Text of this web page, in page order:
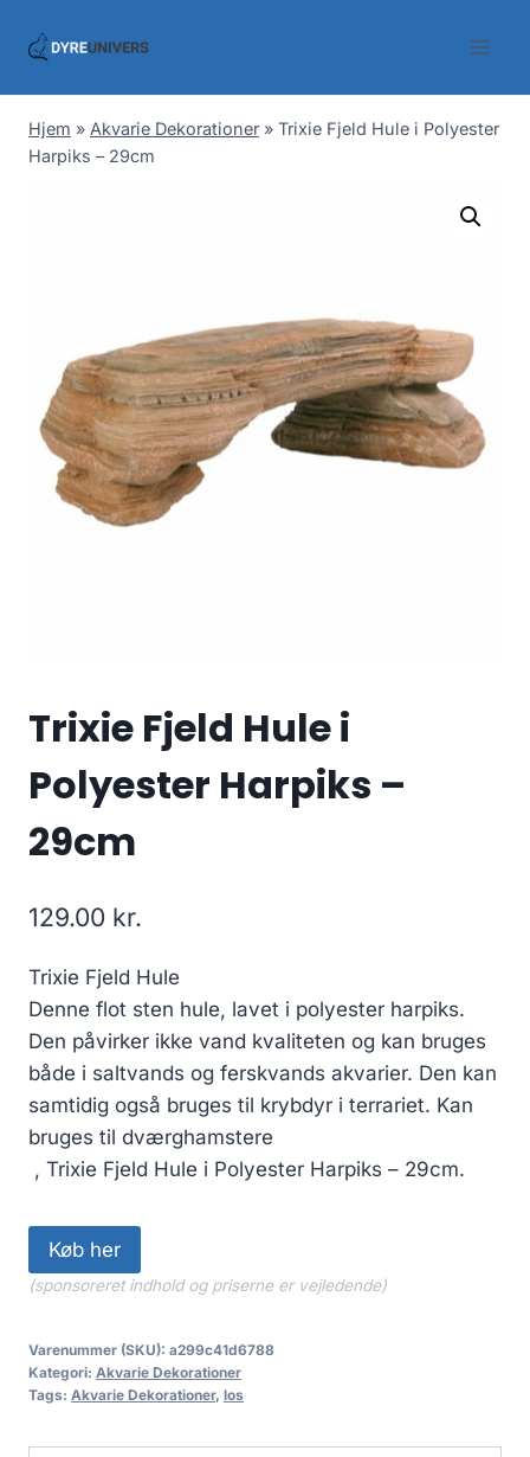
Hjem » Akvarie Dekorationer » Trixie Fjeld Hule i Polyester
Harpiks – 29cm
Trixie Fjeld Hule i
Polyester Harpiks –
29cm
129.00 kr.
Trixie Fjeld Hule
Denne flot sten hule, lavet i polyester harpiks.
Den påvirker ikke vand kvaliteten og kan bruges
både i saltvands og ferskvands akvarier. Den kan
samtidig også bruges til krybdyr i terrariet. Kan
bruges til dværghamstere
, Trixie Fjeld Hule i Polyester Harpiks – 29cm.
Køb her
(sponsoreret indhold og priserne er vejledende)
Varenummer (SKU): a299c41d6788
Kategori: Akvarie Dekorationer
Tags: Akvarie Dekorationer, los